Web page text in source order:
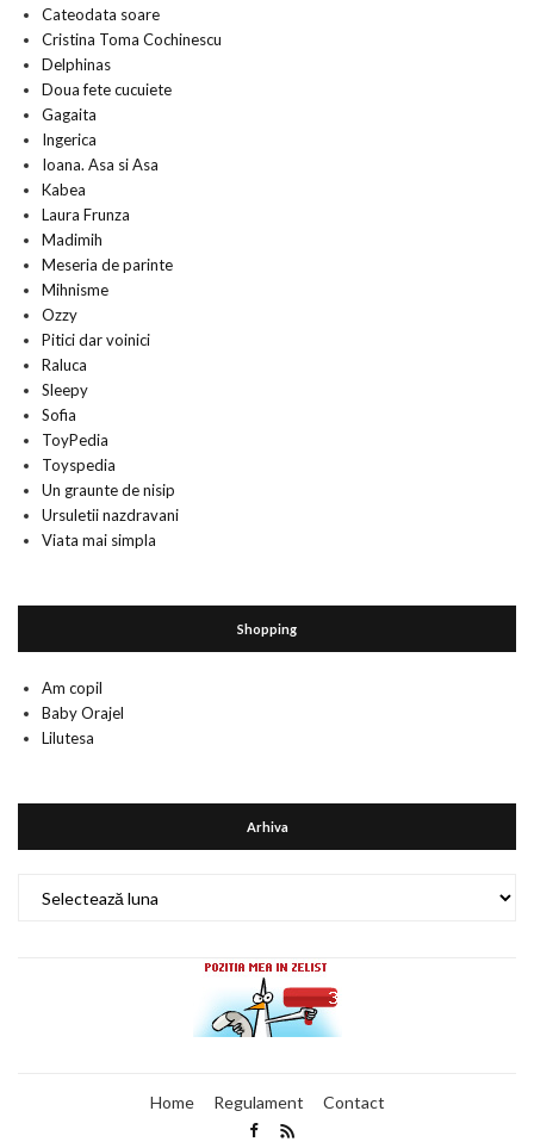
Cateodata soare
Cristina Toma Cochinescu
Delphinas
Doua fete cucuiete
Gagaita
Ingerica
Ioana. Asa si Asa
Kabea
Laura Frunza
Madimih
Meseria de parinte
Mihnisme
Ozzy
Pitici dar voinici
Raluca
Sleepy
Sofia
ToyPedia
Toyspedia
Un graunte de nisip
Ursuletii nazdravani
Viata mai simpla
Shopping
Am copil
Baby Orajel
Lilutesa
Arhiva
Home Regulament Contact